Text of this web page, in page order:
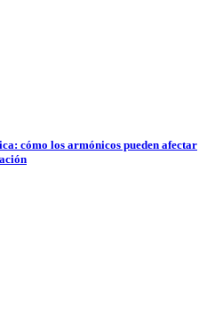
cómo los armónicos pueden afectar